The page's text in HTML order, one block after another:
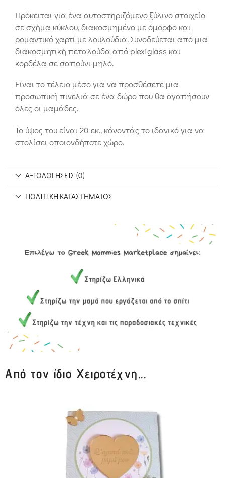
Πρόκειται για ένα αυτοστηριζόμενο ξύλινο στοιχείο
σε σχήμα κύκλου, διακοσμημένο με όμορφο και
ρομαντικό χαρτί με λουλούδια. Συνοδεύεται από μια
διακοσμητική πεταλούδα από plexiglass και
κορδέλα σε σαπούνι μηλό.
Είναι το τέλειο μέσο για να προσθέσετε μια
προσωπική πινελιά σε ένα δώρο που θα αγαπήσουν
όλες οι μαμάδες.
Το ύψος του είναι 20 εκ., κάνοντάς το ιδανικό για να
στολίσει οποιονδήποτε χώρο.
ΑΞΙΟΛΟΓΉΣΕΙΣ (0)
ΠΟΛΙΤΙΚΉ ΚΑΤΑΣΤΉΜΑΤΟΣ
Από τον ίδιο Χειροτέχνη...